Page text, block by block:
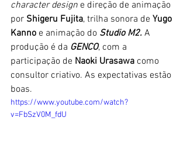
character design e direção de animação
por Shigeru Fujita, trilha sonora de Yugo
Kanno e animação do Studio M2. A
produção é da GENCO, com a
participação de Naoki Urasawa como
consultor criativo. As expectativas estão
boas.
https://www.youtube.com/watch?
v=FbSzV0M_fdU